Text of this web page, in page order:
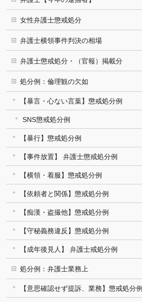
女性弁護士懲戒処分
弁護士横領事件判決の相場
弁護士懲戒処分・（官報）掲載分
処分例：倫理観の欠如
【暴言・心ない言葉】懲戒処分例
SNS懲戒処分例
【暴行】懲戒処分例
【事件放置】 弁護士懲戒処分例
【横領・着服】懲戒処分例
【依頼者と関係】懲戒処分例
【痴漢・盗撮他】懲戒処分例
【守秘義務違反】懲戒処分例
【成年後見人】 弁護士戒処分例
処分例：弁護士業務上
【意思確認せず提訴、業務】懲戒処分例